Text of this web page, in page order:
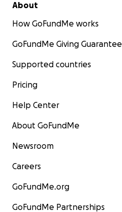
About
How GoFundMe works
GoFundMe Giving Guarantee
Supported countries
Pricing
Help Center
About GoFundMe
Newsroom
Careers
GoFundMe.org
GoFundMe Partnerships